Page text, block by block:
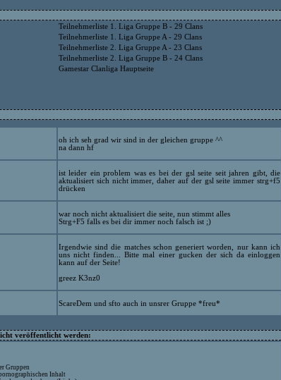
Teilnehmerliste 1. Liga Gruppe B - 29 Clans
Teilnehmerliste 1. Liga Gruppe A - 29 Clans
Teilnehmerliste 2. Liga Gruppe A - 23 Clans
Teilnehmerliste 2. Liga Gruppe B - 24 Clans
Gamestar Clanliga Hauptseite
oh ich seh grad wir sind in der gleichen gruppe ^^
na dann hf
ist leider ein problem was es bei der gsl seite seit jahren gibt, die
aktualisiert sich nicht immer, daher auf der gsl seite immer strg+f5
drücken
war noch nicht aktualisiert die seite, nun stimmt alles
Strg+F5 falls es bei dir immer noch falsch ist ;)
Irgendwie sind die matches schon generiert worden, nur kann ich
uns nicht finden... Bitte mal einer gucken der sich da einloggen
kann auf der Seite!
greez K3nz0
ScareDem und sfto auch in unsrer Gruppe *freu*
veröffentlicht werden:
Gruppen
Inhalt